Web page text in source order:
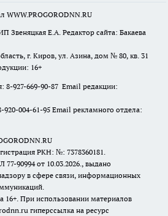
WWW.PROGORODNN.RU
Звеняцкая Е.А. Редактор сайта: Бакаева
г. Киров, ул. Азина, дом № 80, кв. 31
16+
8-927-669-90-87 Email редакции:
004-61-95 Email рекламного отдела:
РКН: №: 7378360181.
90994 от 10.03.2026., выдано
в сфере связи, информационных
16+. При использовании материалов
гиперссылка на ресурс